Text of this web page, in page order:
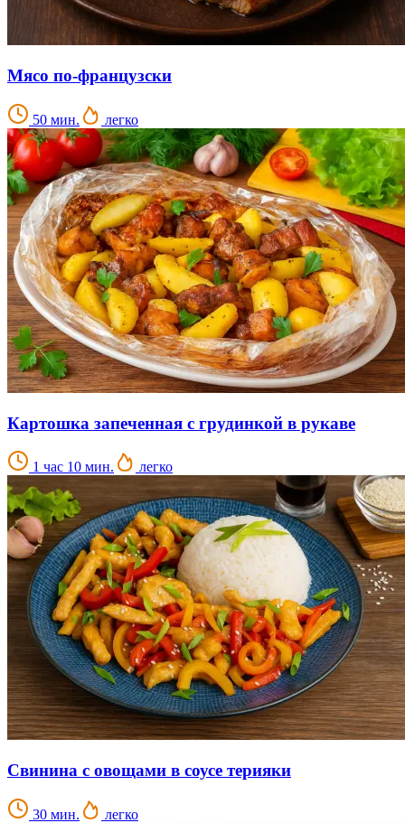
Мясо по-французски
50 мин. легко
Картошка запеченная с грудинкой в рукаве
1 час 10 мин. легко
Свинина с овощами в соусе терияки
30 мин. легко